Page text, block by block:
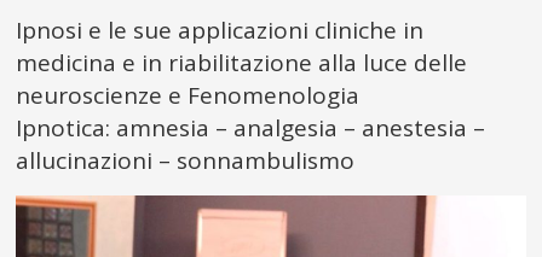
Ipnosi e le sue applicazioni cliniche in
medicina e in riabilitazione alla luce delle
neuroscienze e Fenomenologia
Ipnotica: amnesia – analgesia – anestesia –
allucinazioni – sonnambulismo